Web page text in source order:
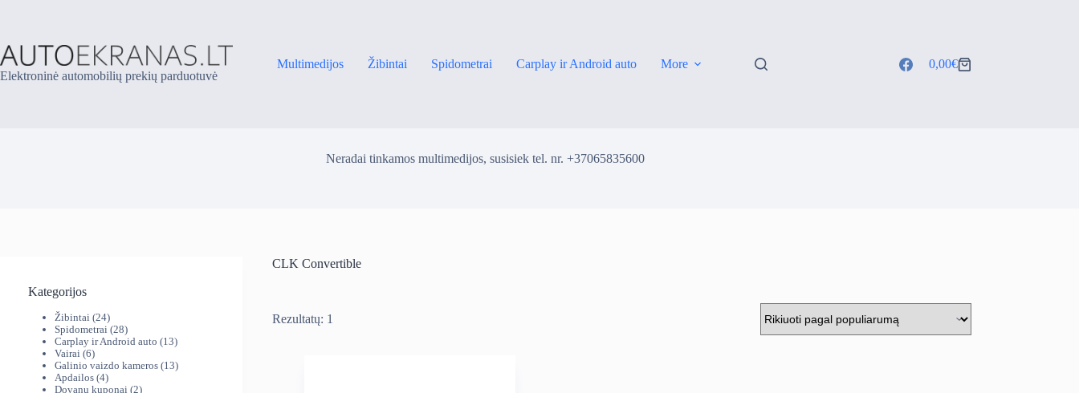
Elektroninė automobilių prekių parduotuvė
Multimedijos Žibintai Spidometrai Carplay ir Android auto More
Shopping
0,00€
Neradai tinkamos multimedijos, susisiek tel. nr. +37065835600
CLK Convertible
Rezultatų: 1
Kategorijos
Žibintai 2424
produktai
Spidometrai 2828
produktai
Carplay ir Android auto 1313
Vairai 66
produktai
Galinio vaizdo kameros 1313
Apdailos 44
produktai
Dovanų kuponai 22